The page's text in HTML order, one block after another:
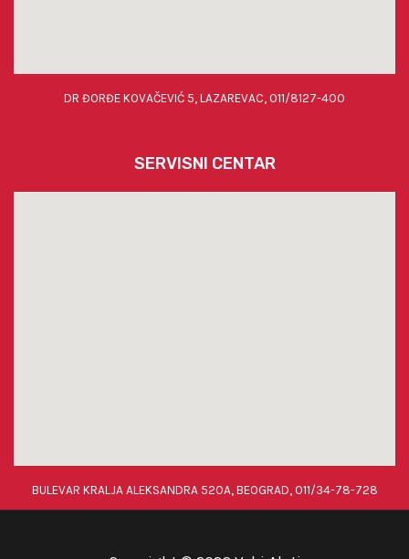
DR ĐORĐE KOVAČEVIĆ 5, LAZAREVAC, 011/8127-400
SERVISNI CENTAR
BULEVAR KRALJA ALEKSANDRA 520A, BEOGRAD, 011/34-78-728